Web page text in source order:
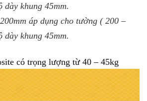
dày khung 45mm.
áp dụng cho tường ( 200 –
dày khung 45mm.
có trọng lượng từ 40 – 45kg